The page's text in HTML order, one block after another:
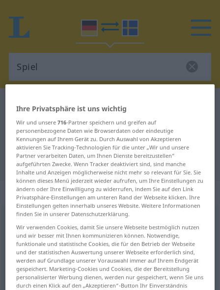
Deutsch-Schwedisch Wörterbuch
Deutsch-Schwedisch Übersetzung
für "Spiel"
"Spiel" Schwedisch Übersetzung
„Spiel“: Neutrum, sächlich
Spieln
Übersicht aller Übersetzungen
(Für mehr Details die Übersetzung anklicken/antippen)
spel, lek, match
Ihre Privatsphäre ist uns wichtig
Wir und unsere716-Partner speichern und greifen auf
personenbezogene Daten wie Browserdaten oder eindeutige
Kennungen auf Ihrem Gerät zu. Durch Auswahl von Akzeptieren
aktivieren Sie Tracking-Technologien für die unter „Wir und unsere
Partner verarbeiten Daten, um Ihnen Dienste bereitzustellen“
aufgeführten Zwecke. Wenn Tracker deaktiviert sind, sind manche
Inhalte und Anzeigen möglicherweise nicht mehr so relevant für Sie. Sie
können dieses Menü jederzeit wieder aufrufen, um Ihre Einstellungen zu
ändern oder Ihre Einwilligung zu widerrufen, indem Sie auf den Link
Privatsphäre-Einstellungen am unteren Rand der Webseite klicken. Ihre
Einstellungen gelten innerhalb unseres Website. Weitere Informationen
finden Sie in unserer Datenschutzerklärung.
Wir verwenden Cookies, damit Sie unsere Webseite bestmöglich nutzen
und wir besser mit Ihnen kommunizieren können. Notwendige,
funktionale und statistische Cookies, die für den Betrieb der Webseite
und der statistischen Auswertung unserer Webseite erforderlich sind,
werden auf Grundlage unserer Vorauswahl immer auf Ihrem Endgerät
gespeichert. Marketing-Cookies und Cookies, die der Bereitstellung
personalisierter Werbung dienen, werden nur gespeichert, wenn Sie uns
durch einen Klick auf den „Akzeptieren“-Button Ihr Einverständnis